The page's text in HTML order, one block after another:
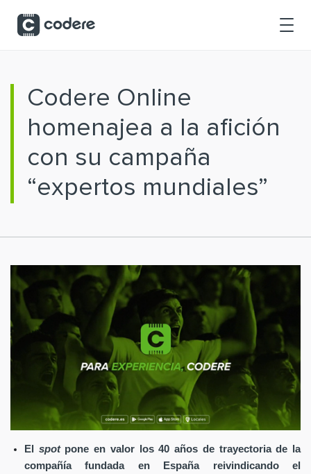
Codere Online
homenajea a la afición
con su campaña
“expertos mundiales”
El spot pone en valor los 40 años de trayectoria de la
compañía fundada en España reivindicando el